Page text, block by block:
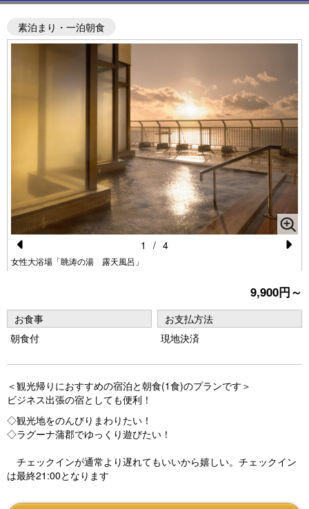
素泊まり・一泊朝食
Pr
o
u
s
女性大浴場「眺涛の湯 露天風呂」
e
xt
1 / 4
9,900円～
お食事
朝食付
お支払方法
現地決済
＜観光帰りにおすすめの宿泊と朝食(1食)のプランです＞
ビジネス出張の宿としても便利！
◇観光地をのんびりまわりたい！
◇ラグーナ蒲郡でゆっくり遊びたい！
チェックインが通常より遅れてもいいから嬉しい。チェックイン
は最終21:00となります